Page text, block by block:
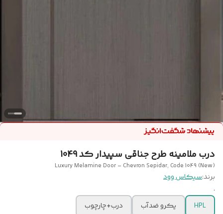
درب ملامینه طرح جناقی سپیدار کد 1049
Luxury Melamine Door – Chevron Sepidar, Code 1049 (New)
برند:سیکاس وود
.
HPL
یکرو ضدآب درب+چارچوب